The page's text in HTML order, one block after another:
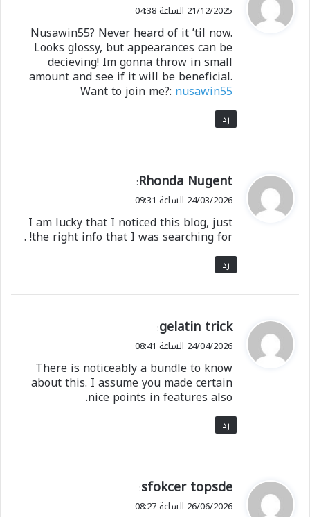
ق
ل
21/12/2025 الساعة 04:38
Nusawin55? Never heard of it ’til now.
Looks glossy, but appearances can be
decieving! Im gonna throw in small
amount and see if it will be beneficial.
Want to join me?: nusawin55
رد
ي
ق
ل
Rhonda Nugent
:
24/03/2026 الساعة 09:31
I am lucky that I noticed this blog, just
the right info that I was searching for! .
رد
ي
ق
ل
gelatin trick
:
24/04/2026 الساعة 08:41
There is noticeably a bundle to know
about this. I assume you made certain
nice points in features also.
رد
ي
ق
sfokcer topsde
:
26/06/2026 الساعة 08:27